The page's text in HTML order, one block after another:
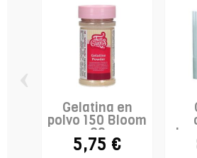
Gelatina en
polvo 150 Bloom
- 60g
5,75 €